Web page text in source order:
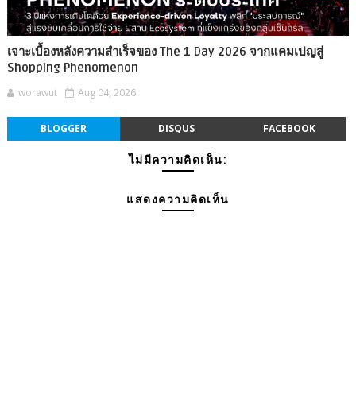
เจาะเบื้องหลังความสำเร็จของ The 1 Day 2026 จากแคมเปญสู่
Shopping Phenomenon
worawut Aug 04, 2026
BLOGGER DISQUS FACEBOOK
ไม่มีความคิดเห็น:
แสดงความคิดเห็น